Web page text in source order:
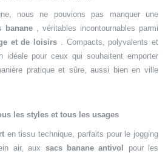
nous ne pouvions pas manquer une
banane, véritables incontournables parmi
et de loisirs . Compacts, polyvalents et
idéale pour ceux qui souhaitent emporter
pratique et sûre, aussi bien en ville
les styles et tous les usages
en tissu technique, parfaits pour le jogging
air, aux sacs banane antivol pour les